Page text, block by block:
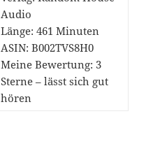
Audio
Länge: 461 Minuten
ASIN: B002TVS8H0
Meine Bewertung: 3
Sterne – lässt sich gut
hören